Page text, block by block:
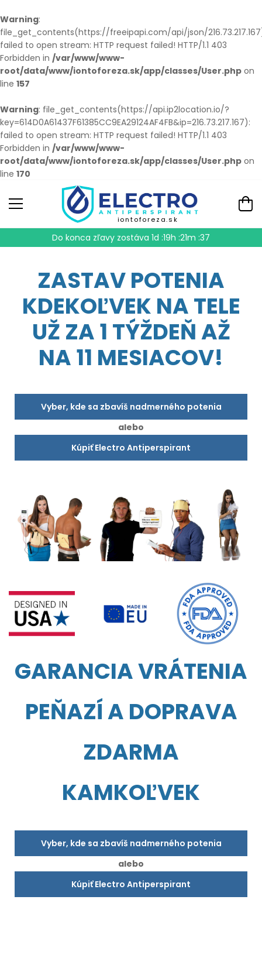
Warning:
file_get_contents(https://freeipapi.com/api/json/
failed to open stream: HTTP request failed! HTTP/1.1 403
Forbidden in /var/www/www-
root/data/www/iontoforeza.sk/app/classes/User.php on
line 157
Warning: file_get_contents(https://api.ip2location.io/?
key=614D0A61437F61385CC9EA29124AF4FB&ip=216.73.217.167):
failed to open stream: HTTP request failed! HTTP/1.1 403
Forbidden in /var/www/www-
root/data/www/iontoforeza.sk/app/classes/User.php on
line 170
iontoforeza.sk
Do konca zľavy zostáva1d :19h :21m :35
ZASTAV POTENIA
KDEKOĽVEK NA TELE
UŽ ZA 1 TÝŽDEŇ AŽ
NA 11 MESIACOV!
Vyber, kde sa zbavíš nadmerného potenia
alebo
Kúpiť Electro Antiperspirant
GARANCIA VRÁTENIA
PEŇAZÍ A DOPRAVA
ZDARMA
KAMKOĽVEK
Vyber, kde sa zbavíš nadmerného potenia
alebo
Kúpiť Electro Antiperspirant